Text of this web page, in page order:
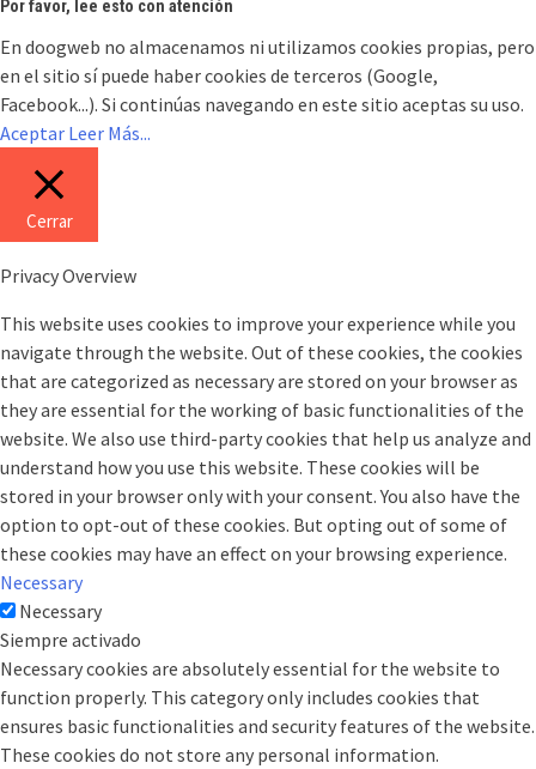
Por favor, lee esto con atención
En doogweb no almacenamos ni utilizamos cookies propias, pero
en el sitio sí puede haber cookies de terceros (Google,
Facebook...). Si continúas navegando en este sitio aceptas su uso.
Aceptar Leer Más...
Cerrar
Privacy Overview
This website uses cookies to improve your experience while you
navigate through the website. Out of these cookies, the cookies
that are categorized as necessary are stored on your browser as
they are essential for the working of basic functionalities of the
website. We also use third-party cookies that help us analyze and
understand how you use this website. These cookies will be
stored in your browser only with your consent. You also have the
option to opt-out of these cookies. But opting out of some of
these cookies may have an effect on your browsing experience.
Necessary
Necessary
Siempre activado
Necessary cookies are absolutely essential for the website to
function properly. This category only includes cookies that
ensures basic functionalities and security features of the website.
These cookies do not store any personal information.